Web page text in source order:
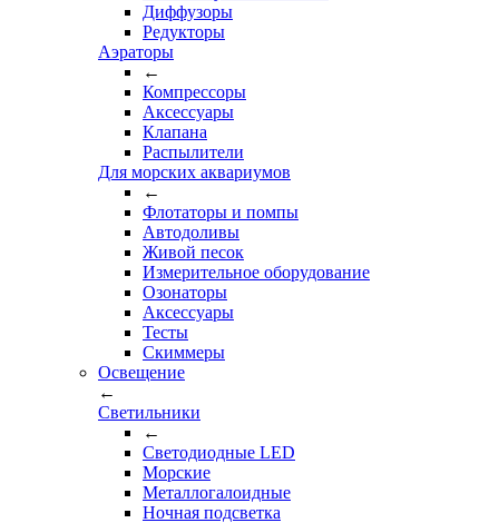
Диффузоры
Редукторы
Аэраторы
←
Компрессоры
Аксессуары
Клапана
Распылители
Для морских аквариумов
←
Флотаторы и помпы
Автодоливы
Живой песок
Измерительное оборудование
Озонаторы
Аксессуары
Тесты
Cкиммеры
Освещение
←
Светильники
←
Cветодиодные LED
Морские
Металлогалоидные
Ночная подсветка